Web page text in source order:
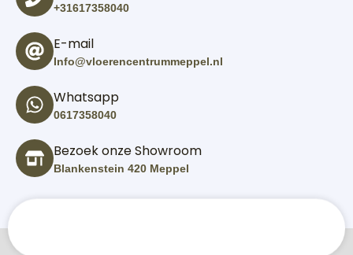
+31617358040
E-mail
Info@vloerencentrummeppel.nl
Whatsapp
0617358040
Bezoek onze Showroom
Blankenstein 420 Meppel